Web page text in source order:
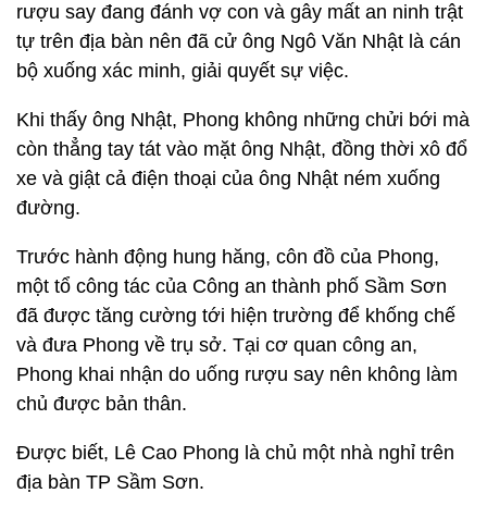
rượu say đang đánh vợ con và gây mất an ninh trật
tự trên địa bàn nên đã cử ông Ngô Văn Nhật là cán
bộ xuống xác minh, giải quyết sự việc.
Khi thấy ông Nhật, Phong không những chửi bới mà
còn thẳng tay tát vào mặt ông Nhật, đồng thời xô đổ
xe và giật cả điện thoại của ông Nhật ném xuống
đường.
Trước hành động hung hăng, côn đồ của Phong,
một tổ công tác của Công an thành phố Sầm Sơn
đã được tăng cường tới hiện trường để khống chế
và đưa Phong về trụ sở. Tại cơ quan công an,
Phong khai nhận do uống rượu say nên không làm
chủ được bản thân.
Được biết, Lê Cao Phong là chủ một nhà nghỉ trên
địa bàn TP Sầm Sơn.